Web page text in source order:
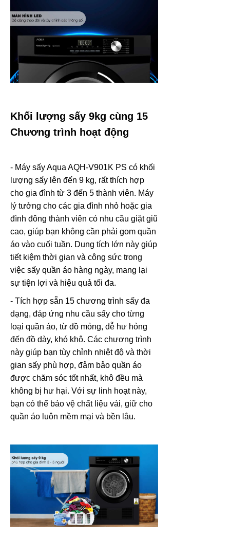
Khối lượng sấy 9kg cùng 15
Chương trình hoạt động
- Máy sấy Aqua AQH-V901K PS có khối
lượng sấy lên đến 9 kg, rất thích hợp
cho gia đình từ 3 đến 5 thành viên. Máy
lý tưởng cho các gia đình nhỏ hoặc gia
đình đông thành viên có nhu cầu giặt giũ
cao, giúp bạn không cần phải gom quần
áo vào cuối tuần. Dung tích lớn này giúp
tiết kiệm thời gian và công sức trong
việc sấy quần áo hàng ngày, mang lại
sự tiện lợi và hiệu quả tối đa.
- Tích hợp sẵn 15 chương trình sấy đa
dạng, đáp ứng nhu cầu sấy cho từng
loại quần áo, từ đồ mỏng, dễ hư hỏng
đến đồ dày, khó khô. Các chương trình
này giúp bạn tùy chỉnh nhiệt độ và thời
gian sấy phù hợp, đảm bảo quần áo
được chăm sóc tốt nhất, khô đều mà
không bị hư hại. Với sự linh hoạt này,
bạn có thể bảo vệ chất liệu vải, giữ cho
quần áo luôn mềm mại và bền lâu.